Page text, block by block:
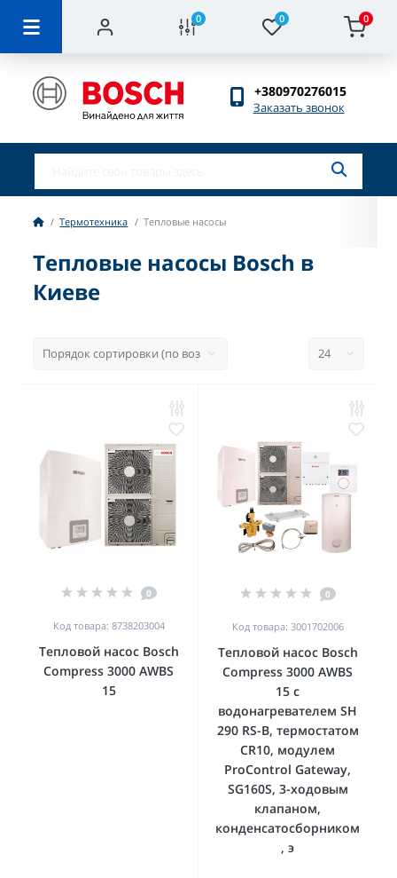
0 0 0
+380970276015
Заказать звонок
Термотехника Тепловые насосы
Тепловые насосы Bosch в
Киеве
0
Код товара: 8738203004
Тепловой насос Bosch
Compress 3000 AWBS
15
0
Код товара: 3001702006
Тепловой насос Bosch
Compress 3000 AWBS
15 с
водонагревателем SH
290 RS-B, термостатом
CR10, модулем
ProControl Gateway,
SG160S, 3-ходовым
клапаном,
конденсатосборником
, э